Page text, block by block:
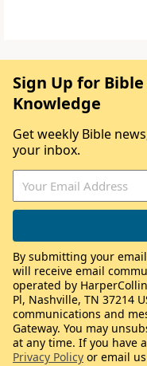
Sign Up for
Knowledge
Get weekly Bible
your inbox.
By submitting your
will receive email
operated by
Pl, Nashville, TN 37214
communications and
Gateway. You may
at any time. If you have
Privacy Policy or email